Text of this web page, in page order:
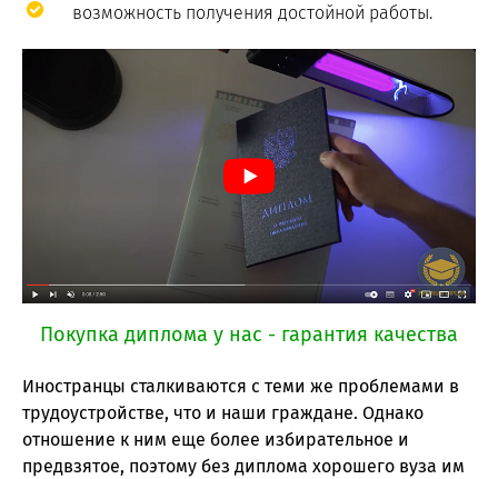
возможность получения достойной работы.
Покупка диплома у нас - гарантия качества
Иностранцы сталкиваются с теми же проблемами в
трудоустройстве, что и наши граждане. Однако
отношение к ним еще более избирательное и
предвзятое, поэтому без диплома хорошего вуза им